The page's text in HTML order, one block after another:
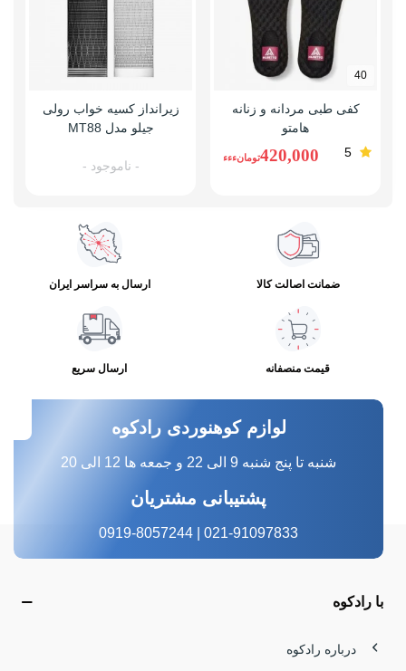
40
کفی طبی مردانه و زنانه
هامتو
5
420,000تومانءءء
زیرانداز کسیه خواب رولی
جیلو مدل MT88
- ناموجود -
ضمانت اصالت کالا ارسال به سراسر ایران
قیمت منصفانه ارسال سریع
لوازم کوهنوردی رادکوه
شنبه تا پنج شنبه 9 الی 22 و جمعه ها 12 الی 20
پشتیبانی مشتریان
021-91097833 | 0919-8057244
با رادکوه
درباره رادکوه